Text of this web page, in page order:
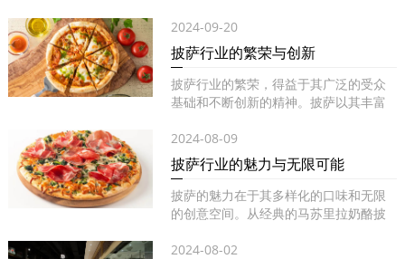
2024-09-20
披萨行业的繁荣与创新
披萨行业的繁荣，得益于其广泛的受众
基础和不断创新的精神。披萨以其丰富
2024-08-09
披萨行业的魅力与无限可能
披萨的魅力在于其多样化的口味和无限
的创意空间。从经典的马苏里拉奶酪披
2024-08-02